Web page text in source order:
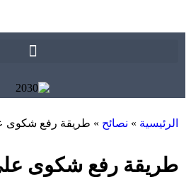
الرئيسية»نصائح»طريقة رفع شكوى
طريقة رفع شكوى